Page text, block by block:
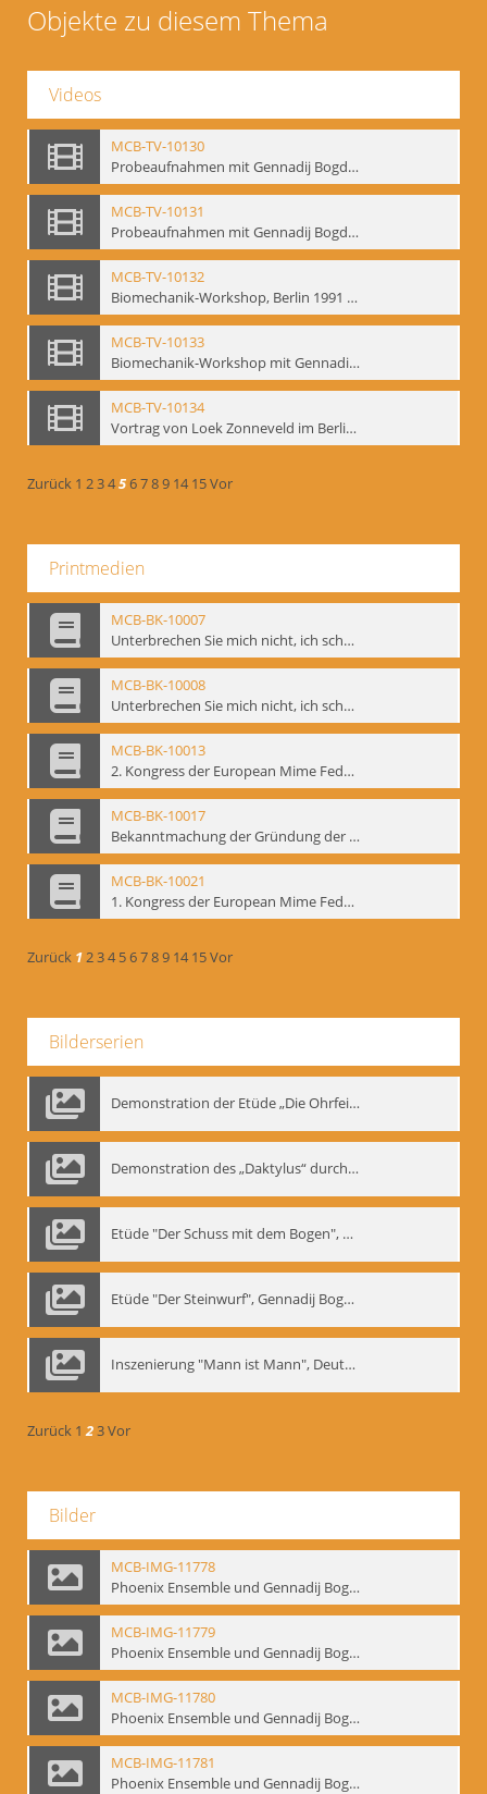
Objekte zu diesem Thema
Videos
MCB-TV-10130
Probeaufnahmen mit Gennadij Bogdanow und Aufnahmen von Biomechanik-Workshop, Berlin 1991 - Interne Signatur: BM-vid-46
MCB-TV-10131
Probeaufnahmen mit Gennadij Bogdanow und Aufnahmen von Biomechanik-Workshop, Berlin 1991, Ausschnitt 2 - Interne Signatur: BM-vid-46_A2
MCB-TV-10132
Biomechanik-Workshop, Berlin 1991 und Probeaufnahmen mit Gennadij Bogdanow - Interne Signatur: BM-vid-47
MCB-TV-10133
Biomechanik-Workshop mit Gennadij Bogdanow, Berlin 1991 - Interne Signatur: BM-vid-48
MCB-TV-10134
Vortrag von Loek Zonneveld im Berliner Ensemble am 04.10.1991 - Interne Signatur: BM-vid-49
Zurück 1 23456789 14 15Vor
Printmedien
MCB-BK-10007
Unterbrechen Sie mich nicht, ich schweige - interne Signatur: BM-prt-215-f
MCB-BK-10008
Unterbrechen Sie mich nicht, ich schweige - interne Signatur: BM-prt-215-r
MCB-BK-10013
2. Kongress der European Mime Federation: „Rekonstruktion/Innovation“, Berlin Mai 1993 - interne Signatur: BM-prt-221
MCB-BK-10017
Bekanntmachung der Gründung der European Mime Federation - interne Signatur: BM-prt-225
MCB-BK-10021
1. Kongress der European Mime Federation, Amsterdam, September 1991 - interne Signatur: BM-prt-229
Zurück 1234 56789 14 15Vor
Bilderserien
Demonstration der Etüde „Die Ohrfeige“
Demonstration des „Daktylus“ durch Gennadij Nikolajewitsch Bogdanow, Berlin 1991
Etüde "Der Schuss mit dem Bogen", Gennadij Bogdanow
Etüde "Der Steinwurf", Gennadij Bogdanow
Inszenierung "Mann ist Mann", Deutsches Theater Berlin, 1997
Zurück 1 23Vor
Bilder
MCB-IMG-11778
Phoenix Ensemble und Gennadij Bogdanow; BM-img-105-4
MCB-IMG-11779
Phoenix Ensemble und Gennadij Bogdanow; BM-img-105-5
MCB-IMG-11780
Phoenix Ensemble und Gennadij Bogdanow; BM-img-105-6
MCB-IMG-11781
Phoenix Ensemble und Gennadij Bogdanow; BM-img-105-7